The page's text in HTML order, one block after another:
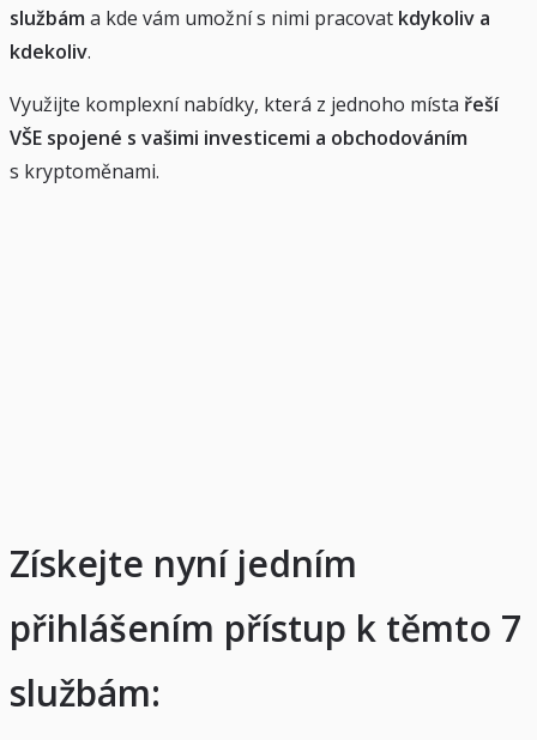
službáma kde vám umožní s nimi pracovat kdykoliv a
kdekoliv.
Využijte komplexní nabídky, která z jednoho místa řeší
VŠE spojené s vašimi investicemi a obchodováním
s kryptoměnami.
Získejte nyní jedním
přihlášením přístup k těmto 7
službám: